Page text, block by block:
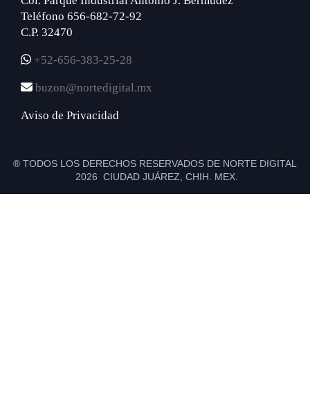
Teléfono 656-682-72-92
C.P. 32470
+52-656-383-25-28
buzon@nortedigital.mx
Aviso de Privacidad
® TODOS LOS DERECHOS RESERVADOS DE NORTE DIGITAL
2026 CIUDAD JUÁREZ, CHIH. MEX.